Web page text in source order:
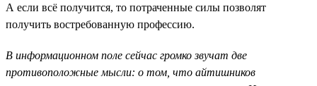
А если всё получится, то потраченные силы позволят
получить востребованную профессию.
В информационном поле сейчас громко звучат две
противоположные мысли: о том, что айтишников